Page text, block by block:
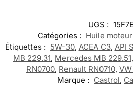
UGS :
Catégories : Huile
Étiquettes : 5W-30, ACEA C3, API
MB 229.31, Mercedes MB 229.51,
RN0700, Renault RN0710,
Marque : Castrol,